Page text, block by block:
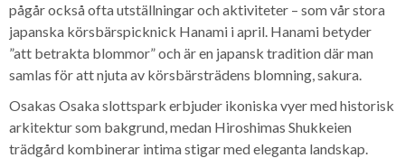
pågår också ofta utställningar och aktiviteter – som vår stora
japanska körsbärspicknick Hanami i april. Hanami betyder
”att betrakta blommor” och är en japansk tradition där man
samlas för att njuta av körsbärsträdens blomning, sakura.
Osakas Osaka slottspark erbjuder ikoniska vyer med historisk
arkitektur som bakgrund, medan Hiroshimas Shukkeien
trädgård kombinerar intima stigar med eleganta landskap.